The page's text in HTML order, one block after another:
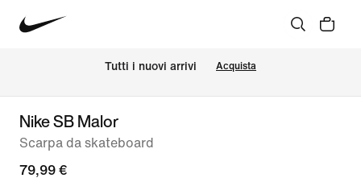
Tutti i nuovi arrivi Acquista
Nike SB Malor
Scarpa da skateboard
79,99 €